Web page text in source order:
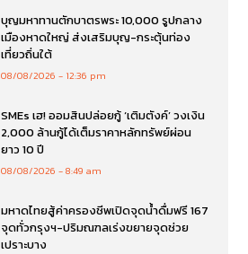
บุญมหาทานตักบาตรพระ 10,000 รูปกลาง
เมืองหาดใหญ่ ส่งเสริมบุญ-กระตุ้นท่อง
เที่ยวถิ่นใต้
08/08/2026 12:36 pm
SMEs เฮ! ออมสินปล่อยกู้ ‘เติมตังค์’ วงเงิน
2,000 ล้านกู้ได้เต็มราคาหลักทรัพย์ผ่อน
ยาว 10 ปี
08/08/2026 8:49 am
มหาดไทยสู้ค่าครองชีพเปิดจุดน้ำดื่มฟรี 167
จุดทั่วกรุงฯ-ปริมณฑลเร่งขยายจุดช่วย
เปราะบาง